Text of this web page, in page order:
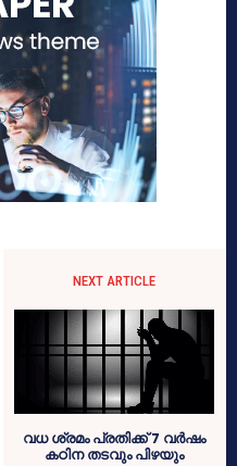
NEXT ARTICLE
വധ ശ്രമം പ്രതിക്ക് 7 വര്‍ഷം
കഠിന തടവും പിഴയും